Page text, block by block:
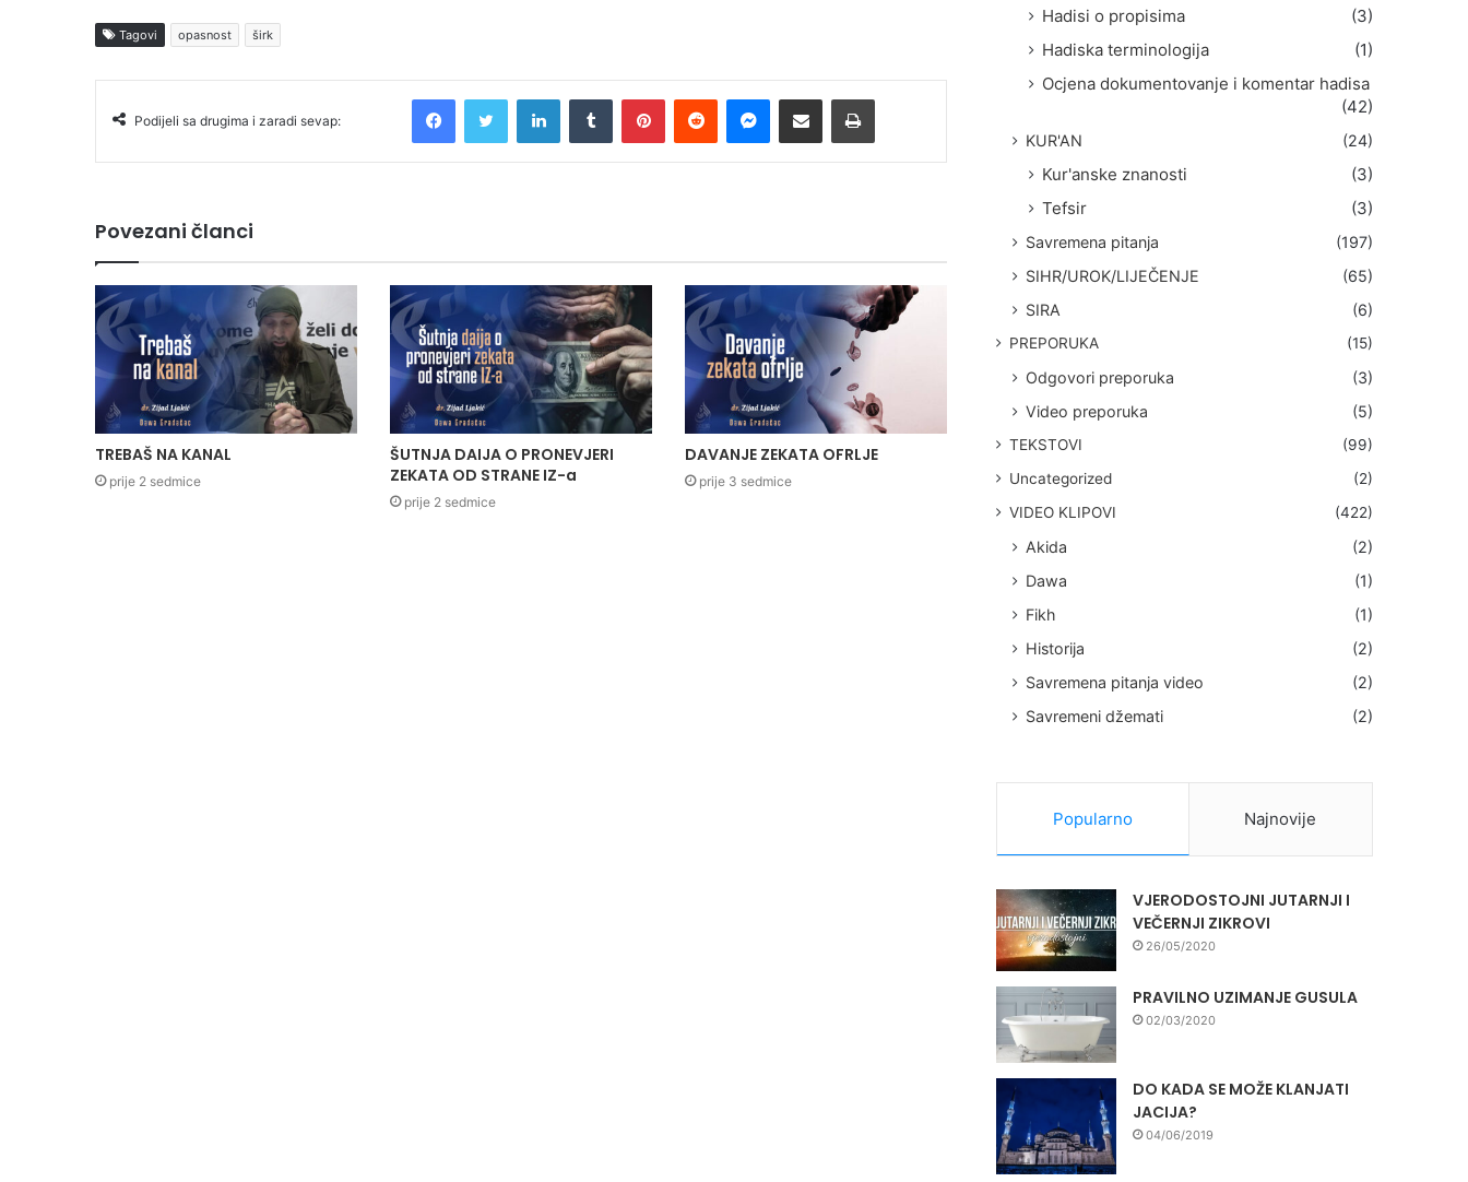
Tagovi opasnost širk
Podijeli sa drugima i zaradi sevap:
Povezani članci
TREBAŠ NA KANAL
prije 2 sedmice
ŠUTNJA DAIJA O PRONEVJERI
ZEKATA OD STRANE IZ-a
prije 2 sedmice
DAVANJE ZEKATA OFRLJE
prije 3 sedmice
Hadisi o propisima
(3)
Hadiska terminologija
(1)
Ocjena dokumentovanje i komentar hadisa
(42)
KUR'AN (24)
Kur'anske znanosti
(3)
Tefsir
(3)
Savremena pitanja
(197)
SIHR/UROK/LIJEČENJE
(65)
SIRA
(6)
PREPORUKA (15)
Odgovori preporuka
(3)
Video preporuka
(5)
TEKSTOVI
(99)
Uncategorized
(2)
VIDEO KLIPOVI
(422)
Akida
(2)
Dawa
(1)
Fikh
(1)
Historija
(2)
Savremena pitanja video
(2)
Savremeni džemati
(2)
Popularno Najnovije
VJERODOSTOJNI JUTARNJI I
VEČERNJI ZIKROVI
26/05/2020
PRAVILNO UZIMANJE GUSULA
02/03/2020
DO KADA SE MOŽE KLANJATI
JACIJA?
04/06/2019